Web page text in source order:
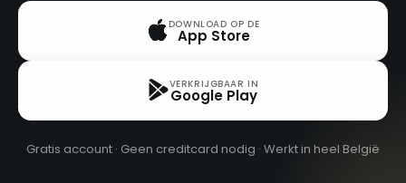
DOWNLOAD OP DE
App Store
VERKRIJGBAAR IN
Google Play
Gratis account · Geen creditcard nodig · Werkt in heel België